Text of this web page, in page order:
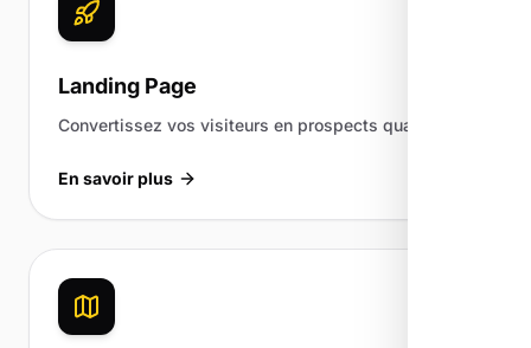
Landing Page
Convertissez vos visiteurs en prospects qualifiés.
En savoir plus